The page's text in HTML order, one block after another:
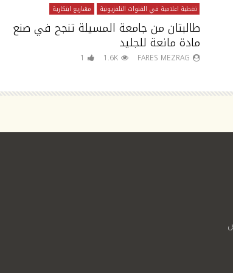
تغطية اعلامية في القنوات التلفزيونية مشاريع ابتكارية
طالبتان من جامعة المسيلة تنجح في صنع
مادة مانعة للجليد
FARES MEZRAG
1.6K
1